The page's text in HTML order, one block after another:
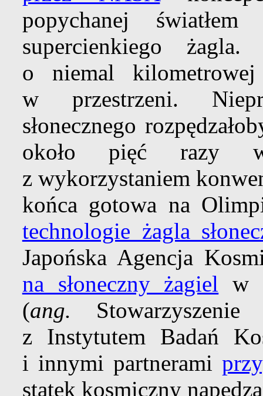
popychanej
supercienkiego
o niemal
w przestrzeni.
słonecznego
około pięć razy
z wykorzystaniem
końca gotowa na
technologie żagla
Japońska Agencja
na słoneczny żagiel w
(ang. Stowarzyszenie
z Instytutem Badań
i innymi partnerami
statek kosmiczny